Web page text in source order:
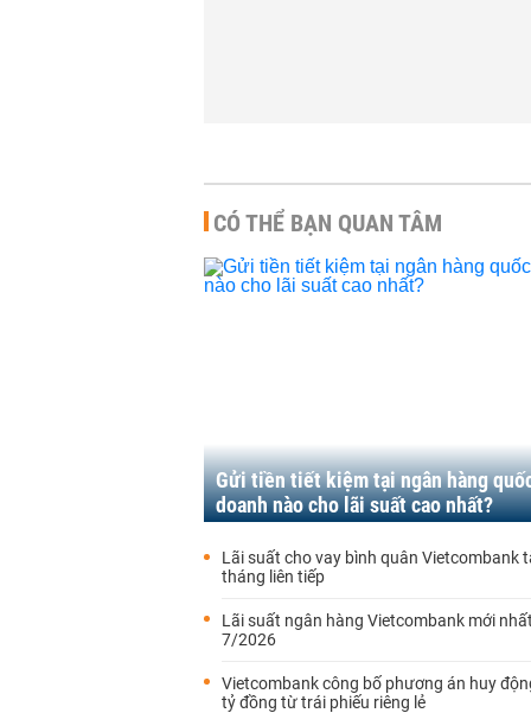
CÓ THỂ BẠN QUAN TÂM
Gửi tiền tiết kiệm tại ngân hàng
doanh nào cho lãi suất cao nhất?
Lãi suất cho vay bình quân Vietcombank
tháng liên tiếp
Lãi suất ngân hàng Vietcombank mới
7/2026
Vietcombank công bố phương án huy
tỷ đồng từ trái phiếu riêng lẻ